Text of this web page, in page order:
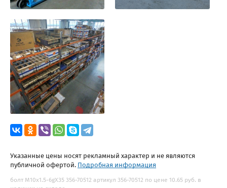
Указанные цены носят рекламный характер и не являются
публичной офертой. Подробная информация
болт М10х1.5-6gХ35 356-70512 артикул 356-70512 по цене 10.65 руб. в